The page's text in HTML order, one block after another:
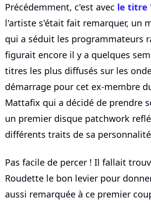
Précédemment, c'est avec le titre
l'artiste s'était fait remarquer, un
qui a séduit les programmateurs
figurait encore il y a quelques
titres les plus diffusés sur les
démarrage pour cet ex-membre
Mattafix qui a décidé de prendre
un premier disque patchwork
différents traits de sa
Pas facile de percer ! Il fallait
Roudette le bon levier pour
aussi remarquée à ce premier